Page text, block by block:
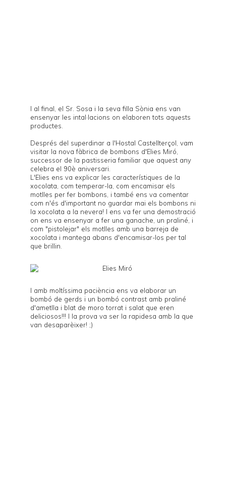
I al final, el Sr. Sosa i la seva filla Sònia ens van
ensenyar les intal·lacions on elaboren tots aquests
productes.
Després del superdinar a l'Hostal Castellterçol, vam
visitar la nova fàbrica de bombons d'Elies Miró
successor de la pastisseria familiar que aquest any
celebra el 90è aniversari.
L'Elies ens va explicar les característiques de la
xocolata, com temperar-la, com encamisar els
motlles per fer bombons, i també ens va comentar
com n'és d'important no guardar mai els bombons ni
la xocolata a la nevera! I ens va fer una demostració
on ens va ensenyar a fer una ganache, un praliné, i
com "pistolejar" els motlles amb una barreja de
xocolata i mantega abans d'encamisar-los per tal
que brillin.
I amb moltíssima paciència ens va elaborar un
bombó de gerds i un bombó contrast amb praliné
d'ametlla i blat de moro torrat i salat que eren
deliciosos!!! I la prova va ser la rapidesa amb la que
van desaparèixer! ;)